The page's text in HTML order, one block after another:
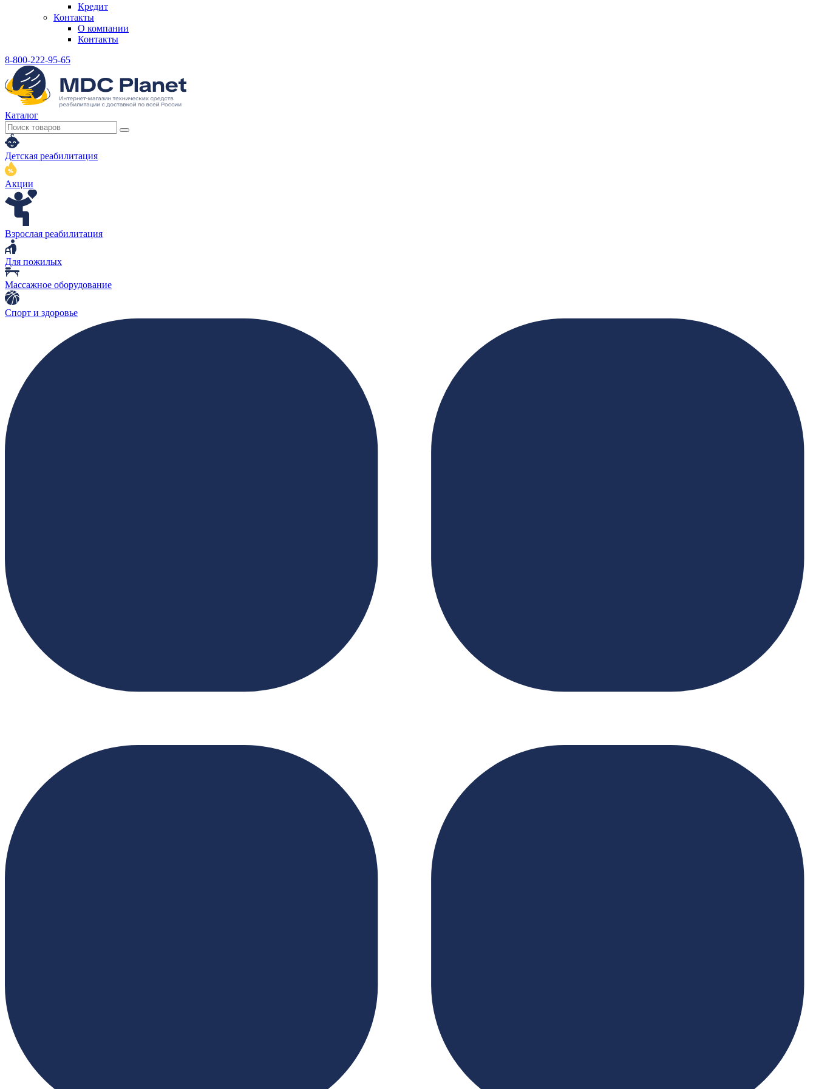
Кредит
Контакты
О компании
Контакты
8-800-222-95-65
Каталог
Детская реабилитация
Акции
Взрослая реабилитация
Для пожилых
Массажное оборудование
Спорт и здоровье